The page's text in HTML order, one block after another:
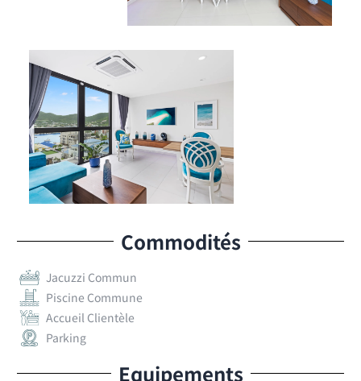
Commodités
Jacuzzi Commun
Piscine Commune
Accueil Clientèle
Parking
Equipements